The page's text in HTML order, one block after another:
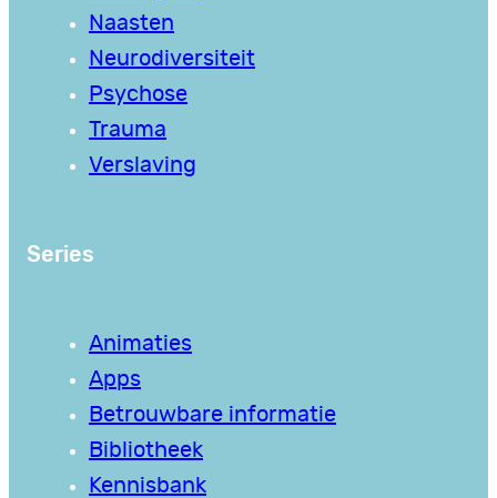
Naasten
Neurodiversiteit
Psychose
Trauma
Verslaving
Series
Animaties
Apps
Betrouwbare informatie
Bibliotheek
Kennisbank